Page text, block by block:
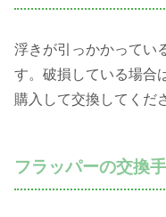
浮きが引っかかってい
す。破損している場合
購入して交換してくだ
フラッパーの交換